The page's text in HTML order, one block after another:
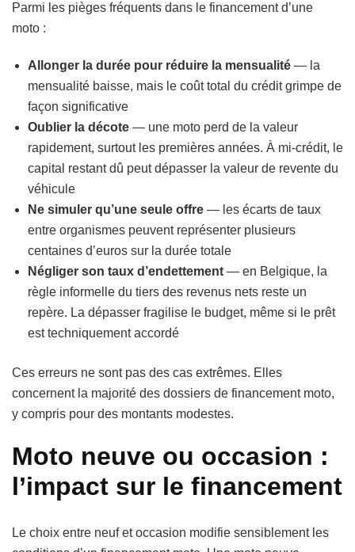
Parmi les pièges fréquents dans le financement d’une
moto :
Allonger la durée pour réduire la mensualité — la
mensualité baisse, mais le coût total du crédit grimpe de
façon significative
Oublier la décote — une moto perd de la valeur
rapidement, surtout les premières années. À mi-crédit, le
capital restant dû peut dépasser la valeur de revente du
véhicule
Ne simuler qu’une seule offre — les écarts de taux
entre organismes peuvent représenter plusieurs
centaines d’euros sur la durée totale
Négliger son taux d’endettement — en Belgique, la
règle informelle du tiers des revenus nets reste un
repère. La dépasser fragilise le budget, même si le prêt
est techniquement accordé
Ces erreurs ne sont pas des cas extrêmes. Elles
concernent la majorité des dossiers de financement moto,
y compris pour des montants modestes.
Moto neuve ou occasion :
l’impact sur le financement
Le choix entre neuf et occasion modifie sensiblement les